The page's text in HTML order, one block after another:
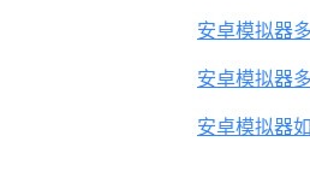
安卓模拟器
安卓模拟器
安卓模拟器